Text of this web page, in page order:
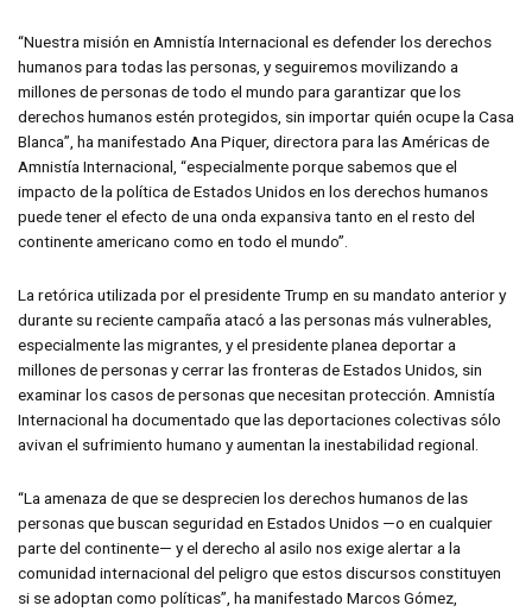
“Nuestra misión en Amnistía Internacional es defender los derechos
humanos para todas las personas, y seguiremos movilizando a
millones de personas de todo el mundo para garantizar que los
derechos humanos estén protegidos, sin importar quién ocupe la Casa
Blanca”, ha manifestado Ana Piquer, directora para las Américas de
Amnistía Internacional, “especialmente porque sabemos que el
impacto de la política de Estados Unidos en los derechos humanos
puede tener el efecto de una onda expansiva tanto en el resto del
continente americano como en todo el mundo”.
La retórica utilizada por el presidente Trump en su mandato anterior y
durante su reciente campaña atacó a las personas más vulnerables,
especialmente las migrantes, y el presidente planea deportar a
millones de personas y cerrar las fronteras de Estados Unidos, sin
examinar los casos de personas que necesitan protección. Amnistía
Internacional ha documentado que las deportaciones colectivas sólo
avivan el sufrimiento humano y aumentan la inestabilidad regional.
“La amenaza de que se desprecien los derechos humanos de las
personas que buscan seguridad en Estados Unidos —o en cualquier
parte del continente— y el derecho al asilo nos exige alertar a la
comunidad internacional del peligro que estos discursos constituyen
si se adoptan como políticas”, ha manifestado Marcos Gómez,